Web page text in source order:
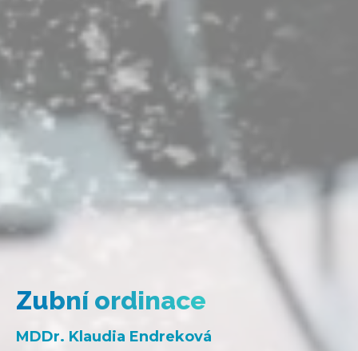
Zubní ordinace
MDDr. Klaudia Endreková